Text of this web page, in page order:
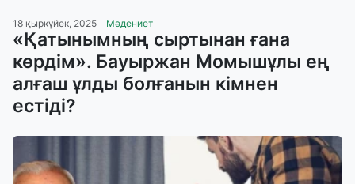
18 қыркүйек, 2025 Мәдениет
«Қатынымның сыртынан ғана
көрдім». Бауыржан Момышұлы ең
алғаш ұлды болғанын кімнен
естіді?